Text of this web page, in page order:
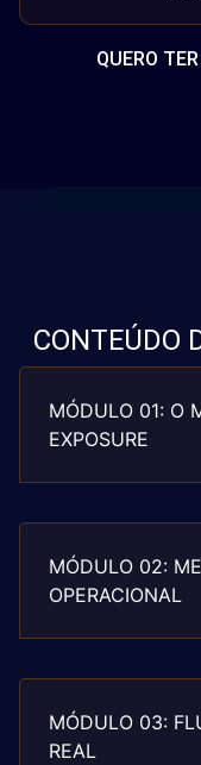
QUERO
CONTEÚDO
MÓDULO 01: O
EXPOSURE
MÓDULO 02:
OPERACIONAL
MÓDULO 03:
REAL